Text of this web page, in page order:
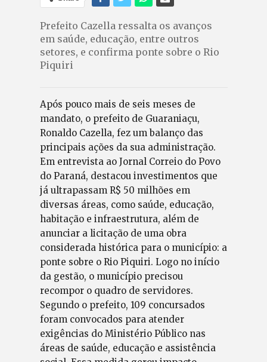
Prefeito Cazella ressalta os avanços
em saúde, educação, entre outros
setores, e confirma ponte sobre o Rio
Piquiri
Após pouco mais de seis meses de
mandato, o prefeito de Guaraniaçu,
Ronaldo Cazella, fez um balanço das
principais ações da sua administração.
Em entrevista ao Jornal Correio do Povo
do Paraná, destacou investimentos que
já ultrapassam R$ 50 milhões em
diversas áreas, como saúde, educação,
habitação e infraestrutura, além de
anunciar a licitação de uma obra
considerada histórica para o município: a
ponte sobre o Rio Piquiri. Logo no início
da gestão, o município precisou
recompor o quadro de servidores.
Segundo o prefeito, 109 concursados
foram convocados para atender
exigências do Ministério Público nas
áreas de saúde, educação e assistência